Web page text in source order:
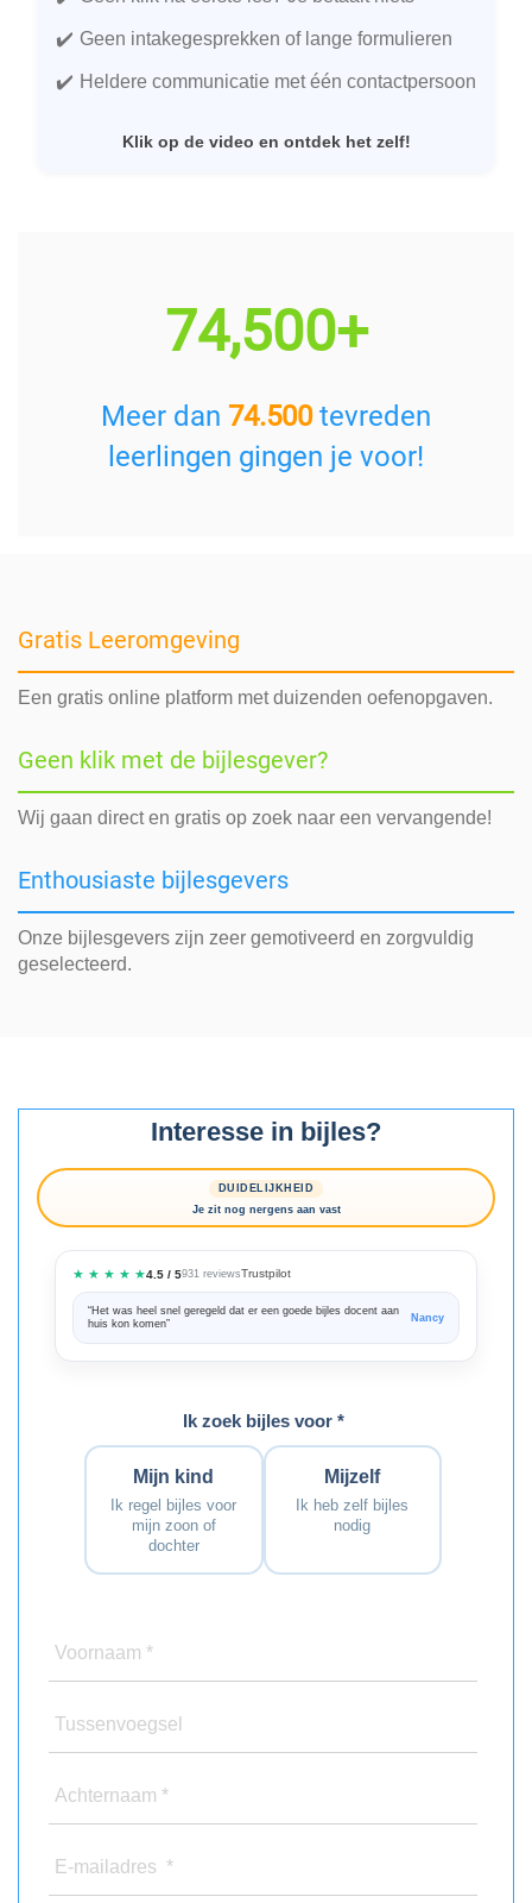
Geen intakegesprekken of lange formulieren
Heldere communicatie met één contactpersoon
Klik op de video en ontdek het zelf!
74,500+
Meer dan 74.500tevreden
leerlingen gingen je voor!
Gratis Leeromgeving
Een gratis online platform met duizenden oefenopgaven.
Geen klik met de bijlesgever?
Wij gaan direct en gratis op zoek naar een vervangende!
Enthousiaste bijlesgevers
Onze bijlesgevers zijn zeer gemotiveerd en zorgvuldig
geselecteerd.
Interesse in bijles?
DUIDELIJKHEID
Je zit nog nergens aan vast
★ ★ ★ ★ ★4.5 / 5931 reviewsTrustpilot
“Het was heel snel geregeld dat er een goede bijles docent aan
huis kon komen”
Nancy
Ik zoek bijles voor *
Mijn kind
Ik regel bijles voor
mijn zoon of
dochter
Mijzelf
Ik heb zelf bijles
nodig
Voornaam *
Tussenvoegsel
Achternaam *
E-mailadres *